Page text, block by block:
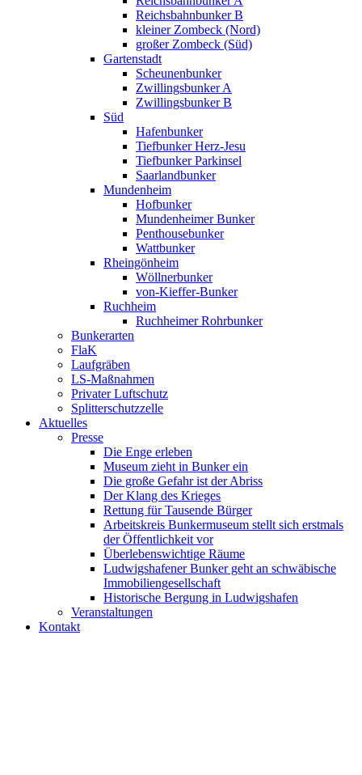
Reichsbahnbunker B
kleiner Zombeck (Nord)
großer Zombeck (Süd)
Gartenstadt
Scheunenbunker
Zwillingsbunker A
Zwillingsbunker B
Süd
Hafenbunker
Tiefbunker Herz-Jesu
Tiefbunker Parkinsel
Saarlandbunker
Mundenheim
Hofbunker
Mundenheimer Bunker
Penthousebunker
Wattbunker
Rheingönheim
Wöllnerbunker
von-Kieffer-Bunker
Ruchheim
Ruchheimer Rohrbunker
Bunkerarten
FlaK
Laufgräben
LS-Maßnahmen
Privater Luftschutz
Splitterschutzzelle
Aktuelles
Presse
Die Enge erleben
Museum zieht in Bunker ein
Die große Gefahr ist der Abriss
Der Klang des Krieges
Rettung für Tausende Bürger
Arbeitskreis Bunkermuseum stellt sich erstmals
der Öffentlichkeit vor
Überlebenswichtige Räume
Ludwigshafener Bunker geht an schwäbische
Immobiliengesellschaft
Historische Bergung in Ludwigshafen
Veranstaltungen
Kontakt